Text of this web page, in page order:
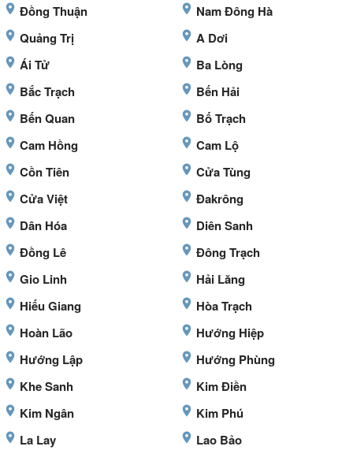
Đồng Thuận
Nam Đông Hà
Quảng Trị
A Dơi
Ái Tử
Ba Lòng
Bắc Trạch
Bến Hải
Bến Quan
Bố Trạch
Cam Hồng
Cam Lộ
Cồn Tiên
Cửa Tùng
Cửa Việt
Đakrông
Dân Hóa
Diên Sanh
Đồng Lê
Đông Trạch
Gio Linh
Hải Lăng
Hiếu Giang
Hòa Trạch
Hoàn Lão
Hướng Hiệp
Hướng Lập
Hướng Phùng
Khe Sanh
Kim Điền
Kim Ngân
Kim Phú
La Lay
Lao Bảo